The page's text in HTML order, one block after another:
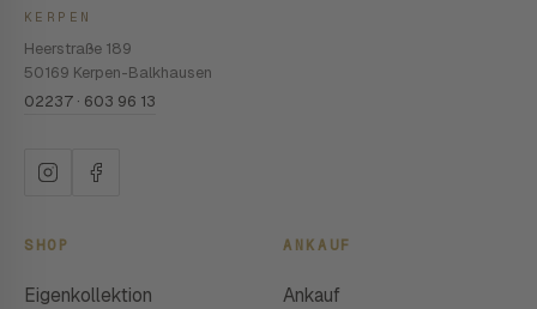
KERPEN
Heerstraße 189
50169 Kerpen-Balkhausen
02237 · 603 96 13
SHOP
Eigenkollektion
ANKAUF
Ankauf